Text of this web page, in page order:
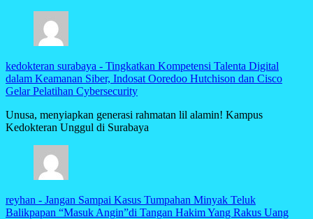
kedokteran surabaya - Tingkatkan Kompetensi Talenta Digital
dalam Keamanan Siber, Indosat Ooredoo Hutchison dan Cisco
Gelar Pelatihan Cybersecurity
Unusa, menyiapkan generasi rahmatan lil alamin! Kampus
Kedokteran Unggul di Surabaya
reyhan - Jangan Sampai Kasus Tumpahan Minyak Teluk
Balikpapan “Masuk Angin”di Tangan Hakim Yang Rakus Uang